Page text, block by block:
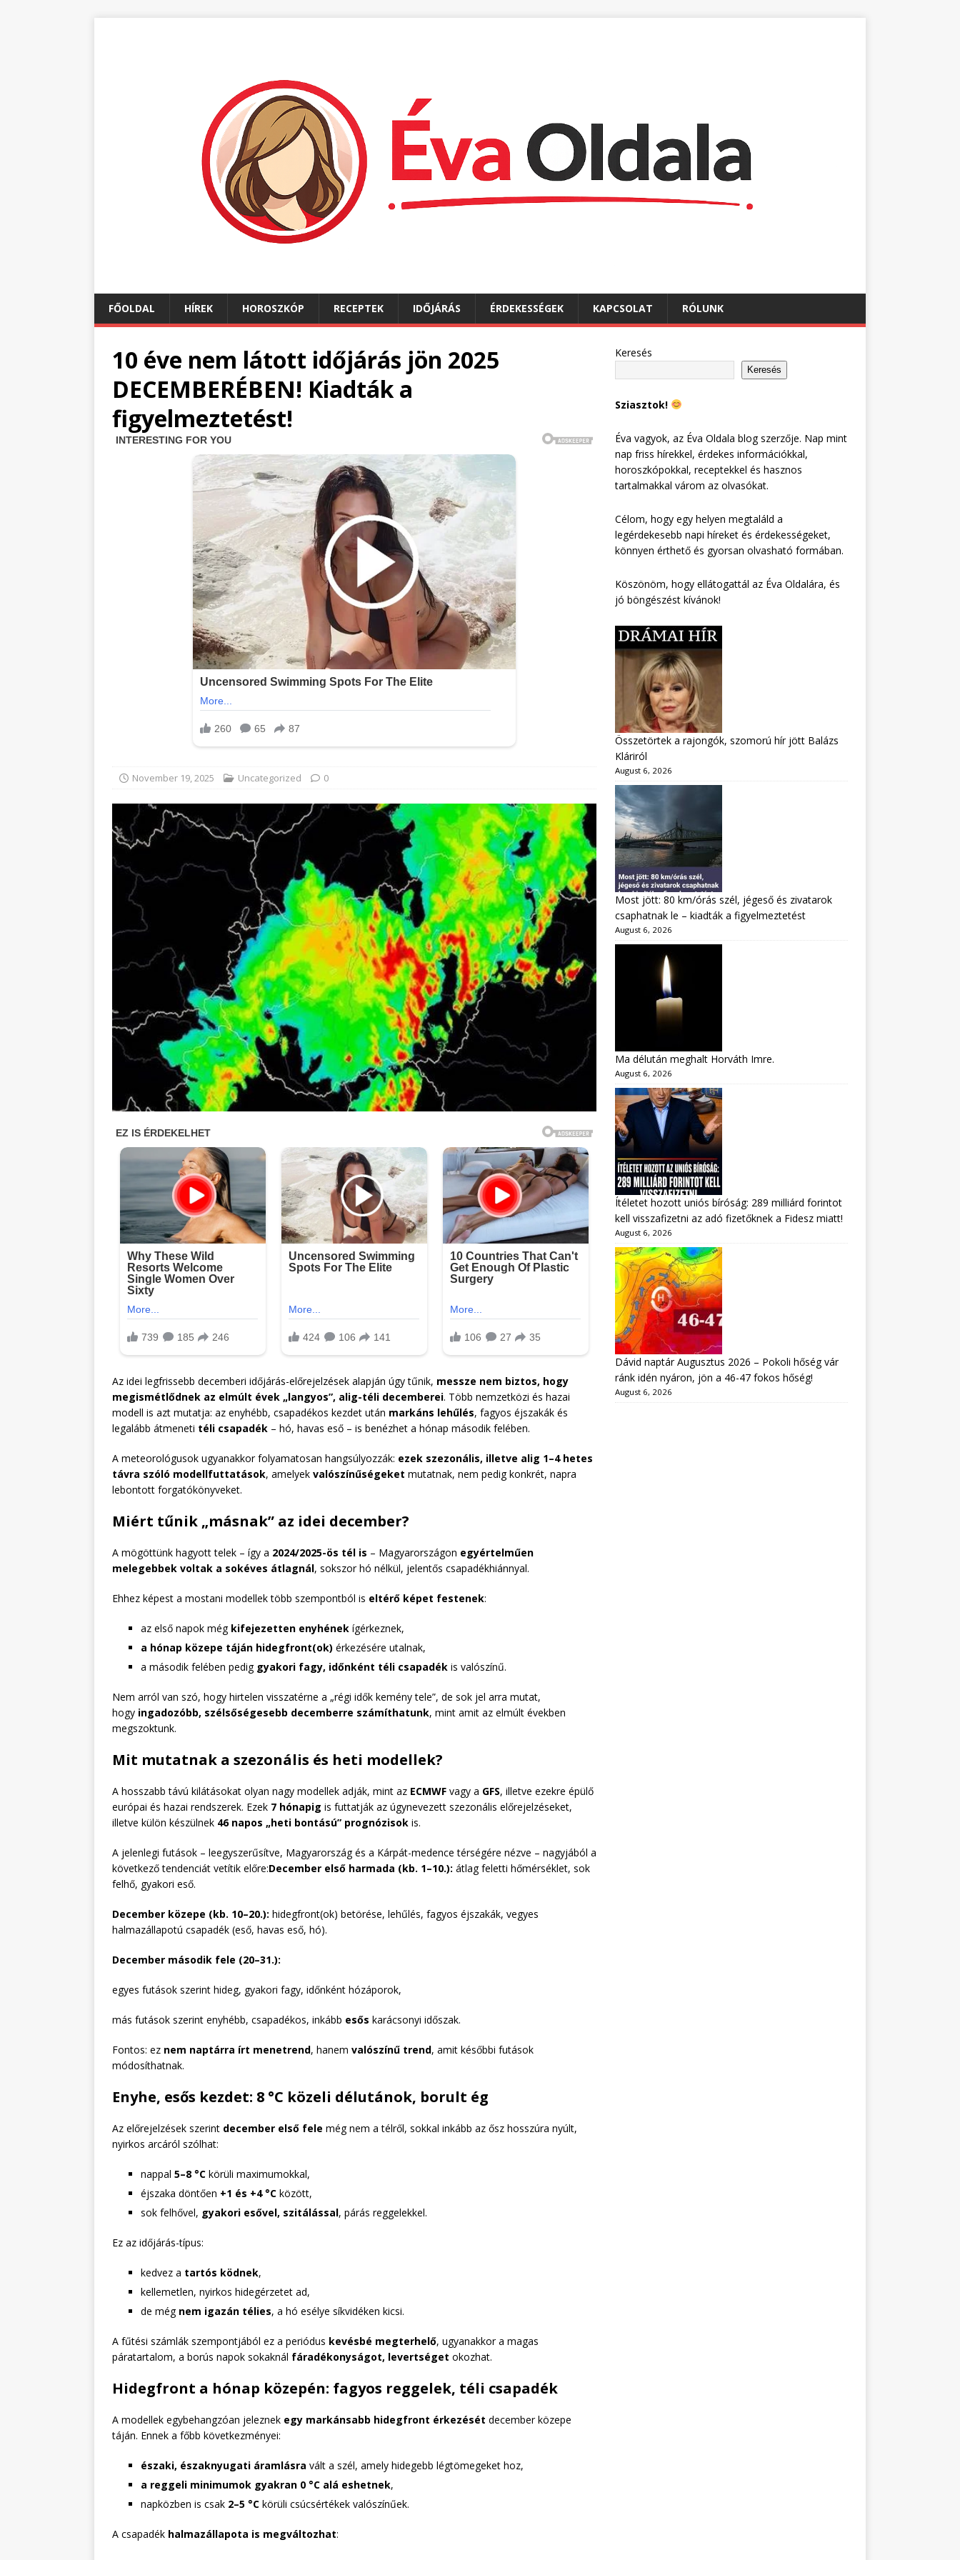
FŐOLDAL HÍREK HOROSZKÓP RECEPTEK IDŐJÁRÁS ÉRDEKESSÉGEK KAPCSOLAT RÓLUNK
10 éve nem látott időjárás jön 2025
DECEMBERÉBEN! Kiadták a
figyelmeztetést!
November 19, 2025 Uncategorized 0
Az idei legfrissebb decemberi időjárás-előrejelzések alapján úgy tűnik, messze nem biztos, hogy
megismétlődnek az elmúlt évek „langyos”, alig-téli decemberei. Több nemzetközi és hazai
modell is azt mutatja: az enyhébb, csapadékos kezdet után markáns lehűlés, fagyos éjszakák és
legalább átmeneti téli csapadék – hó, havas eső – is benézhet a hónap második felében.
A meteorológusok ugyanakkor folyamatosan hangsúlyozzák: ezek szezonális, illetve alig 1–4 hetes
távra szóló modellfuttatások, amelyek valószínűségeket mutatnak, nem pedig konkrét, napra
lebontott forgatókönyveket.
Miért tűnik „másnak” az idei december?
A mögöttünk hagyott telek – így a 2024/2025-ös tél is – Magyarországon egyértelműen
melegebbek voltak a sokéves átlagnál, sokszor hó nélkül, jelentős csapadékhiánnyal.
Ehhez képest a mostani modellek több szempontból is eltérő képet festenek:
az első napok még kifejezetten enyhének ígérkeznek,
a hónap közepe táján hidegfront(ok) érkezésére utalnak,
a második felében pedig gyakori fagy, időnként téli csapadék is valószínű.
Nem arról van szó, hogy hirtelen visszatérne a „régi idők kemény tele”, de sok jel arra mutat,
hogy ingadozóbb, szélsőségesebb decemberre számíthatunk, mint amit az elmúlt években
megszoktunk.
Mit mutatnak a szezonális és heti modellek?
A hosszabb távú kilátásokat olyan nagy modellek adják, mint az ECMWF vagy a GFS, illetve ezekre épülő
európai és hazai rendszerek. Ezek 7 hónapig is futtatják az úgynevezett szezonális előrejelzéseket,
illetve külön készülnek 46 napos „heti bontású” prognózisok is.
A jelenlegi futások – leegyszerűsítve, Magyarország és a Kárpát-medence térségére nézve – nagyjából a
következő tendenciát vetítik előre:December első harmada (kb. 1–10.): átlag feletti hőmérséklet, sok
felhő, gyakori eső.
December közepe (kb. 10–20.): hidegfront(ok) betörése, lehűlés, fagyos éjszakák, vegyes
halmazállapotú csapadék (eső, havas eső, hó).
December második fele (20–31.):
egyes futások szerint hideg, gyakori fagy, időnként hózáporok,
más futások szerint enyhébb, csapadékos, inkább esős karácsonyi időszak.
Fontos: ez nem naptárra írt menetrend, hanem valószínű trend, amit későbbi futások
módosíthatnak.
Enyhe, esős kezdet: 8 °C közeli délutánok, borult ég
Az előrejelzések szerint december első fele még nem a télről, sokkal inkább az ősz hosszúra nyúlt,
nyirkos arcáról szólhat:
nappal 5–8 °C körüli maximumokkal,
éjszaka döntően +1 és +4 °C között,
sok felhővel, gyakori esővel, szitálással, párás reggelekkel.
Ez az időjárás-típus:
kedvez a tartós ködnek,
kellemetlen, nyirkos hidegérzetet ad,
de még nem igazán télies, a hó esélye síkvidéken kicsi.
A fűtési számlák szempontjából ez a periódus kevésbé megterhelő, ugyanakkor a magas
páratartalom, a borús napok sokaknál fáradékonyságot, levertséget okozhat.
Hidegfront a hónap közepén: fagyos reggelek, téli csapadék
A modellek egybehangzóan jeleznek egy markánsabb hidegfront érkezését december közepe
táján. Ennek a főbb következményei:
északi, északnyugati áramlásra vált a szél, amely hidegebb légtömegeket hoz,
a reggeli minimumok gyakran 0 °C alá eshetnek,
napközben is csak 2–5 °C körüli csúcsértékek valószínűek.
A csapadék halmazállapota is megváltozhat:
Keresés
Keresés
Sziasztok!
Éva vagyok, az Éva Oldala blog szerzője. Nap mint
nap friss hírekkel, érdekes információkkal,
horoszkópokkal, receptekkel és hasznos
tartalmakkal várom az olvasókat.
Célom, hogy egy helyen megtaláld a
legérdekesebb napi híreket és érdekességeket,
könnyen érthető és gyorsan olvasható formában.
Köszönöm, hogy ellátogattál az Éva Oldalára, és
jó böngészést kívánok!
Összetörtek a rajongók, szomorú hír jött Balázs
Kláriról
August 6, 2026
Most jött: 80 km/órás szél, jégeső és zivatarok
csaphatnak le – kiadták a figyelmeztetést
August 6, 2026
Ma délután meghalt Horváth Imre.
August 6, 2026
Ítéletet hozott uniós bíróság: 289 milliárd forintot
kell visszafizetni az adó fizetőknek a Fidesz miatt!
August 6, 2026
Dávid naptár Augusztus 2026 – Pokoli hőség vár
ránk idén nyáron, jön a 46-47 fokos hőség!
August 6, 2026